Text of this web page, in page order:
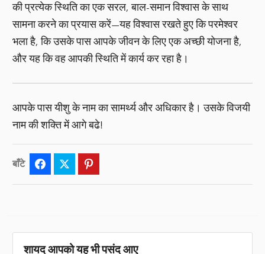
की प्रत्येक स्थिति का एक सरल, बाल-समान विश्वास के साथ
सामना करने का प्रयास करें—यह विश्वास रखते हुए कि परमेश्वर
भला है, कि उसके पास आपके जीवन के लिए एक अच्छी योजना है,
और यह कि वह आपकी स्थिति में कार्य कर रहा है।
आपके पास यीशु के नाम का सामर्थ्य और अधिकार है। उसके विजयी
नाम की शक्ति में आगे बढे!
बाँटे Facebook Twitter
शायद आपको यह भी पसंद आए